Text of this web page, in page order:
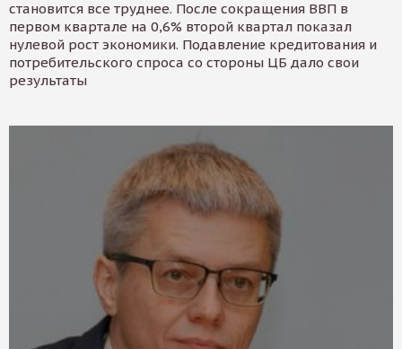
становится все труднее. После сокращения ВВП в
первом квартале на 0,6% второй квартал показал
нулевой рост экономики. Подавление кредитования и
потребительского спроса со стороны ЦБ дало свои
результаты